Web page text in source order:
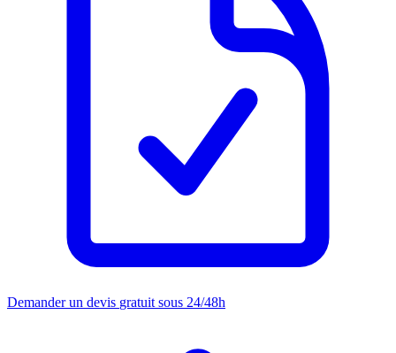
Demander un devis gratuit sous 24/48h